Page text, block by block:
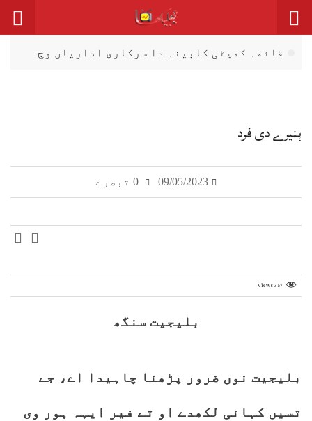
قائمہ کمیٹی کابینہ دا سرکاری اداریاں وچ
سینیٹ کمیٹی دا کے پی ٹینڈرنگ بے قاعدگیاں
اتے نوٹس، انکوائری دی ہدایت
کے فور منصوبہ رکاوٹاں دا شکار تے دیری نال
ہنیرے دی فرد
09/05/2023
Views357
بلیجیت سنگھ
بلیجیت نوں ضرور پڑھنا چاہیدا اے، جے
تسیں کہانی لکھدے او تے فیر ایہہ ہور وی